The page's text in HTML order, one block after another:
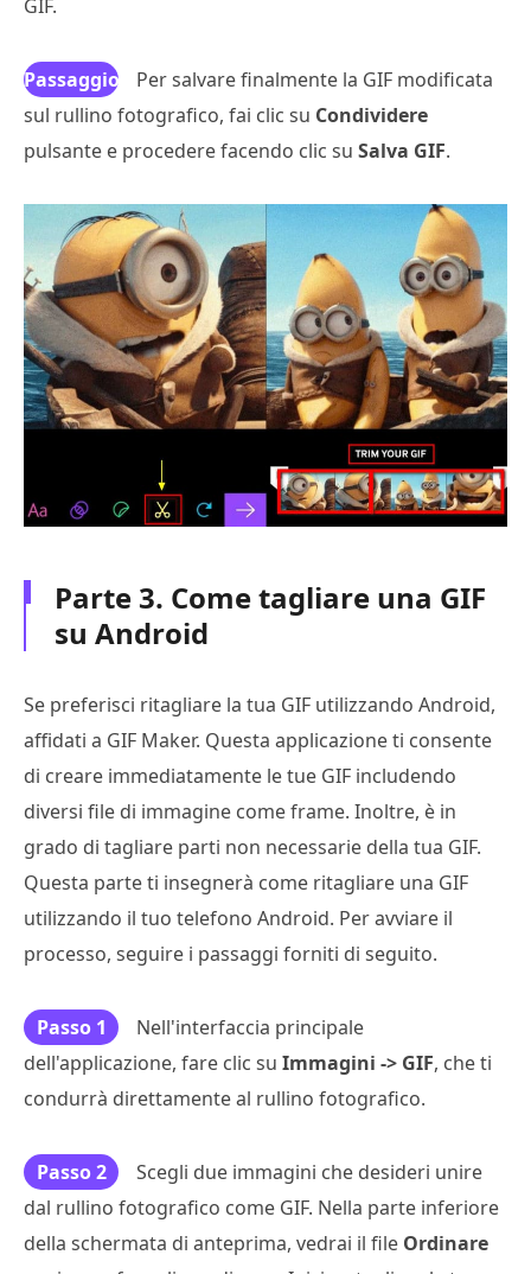
GIF.
Passaggio
3
Per salvare finalmente la GIF modificata
sul rullino fotografico, fai clic su Condividere
pulsante e procedere facendo clic su Salva GIF.
Parte 3. Come tagliare una GIF
su Android
Se preferisci ritagliare la tua GIF utilizzando Android,
affidati a GIF Maker. Questa applicazione ti consente
di creare immediatamente le tue GIF includendo
diversi file di immagine come frame. Inoltre, è in
grado di tagliare parti non necessarie della tua GIF.
Questa parte ti insegnerà come ritagliare una GIF
utilizzando il tuo telefono Android. Per avviare il
processo, seguire i passaggi forniti di seguito.
Passo 1
Nell'interfaccia principale
dell'applicazione, fare clic su Immagini -> GIF, che ti
condurrà direttamente al rullino fotografico.
Passo 2
Scegli due immagini che desideri unire
dal rullino fotografico come GIF. Nella parte inferiore
della schermata di anteprima, vedrai il file Ordinare